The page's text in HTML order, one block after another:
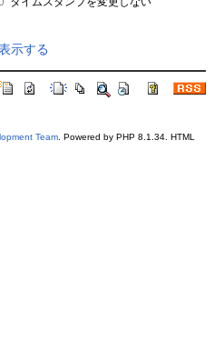
示する
Team. Powered by PHP 8.1.34. HTML